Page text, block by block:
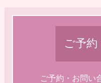
ご予約
ご予約・お問い